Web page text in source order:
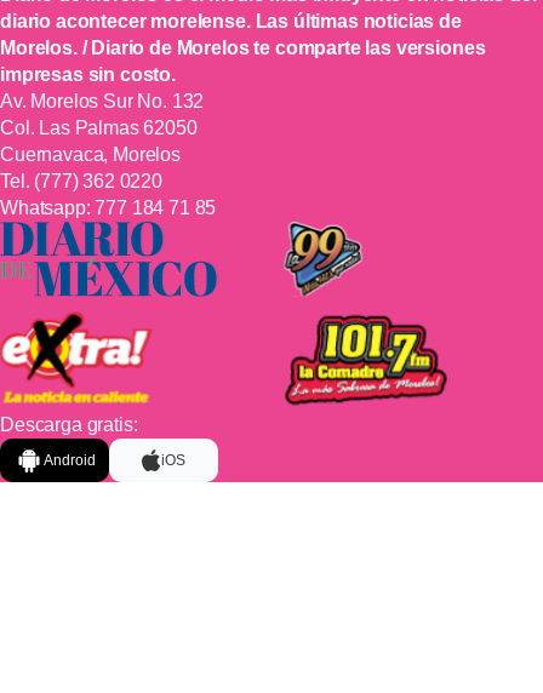
diario acontecer morelense. Las últimas noticias de
Morelos. / Diario de Morelos te comparte las versiones
impresas sin costo.
Av. Morelos Sur No. 132
Col. Las Palmas 62050
Cuernavaca, Morelos
Tel. (777) 362 0220
Whatsapp: 777 184 71 85
Descarga gratis:
Android iOS